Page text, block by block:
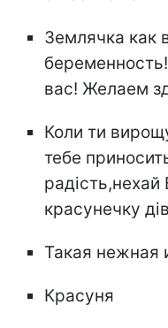
Землячка как
вас! Желаем
Коли ти
тебе
красунечку
Такая нежная
Красуня